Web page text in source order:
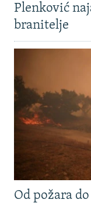
Plenković
branitelje
Od požara